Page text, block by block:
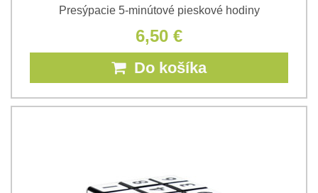
Presýpacie 5-minútové pieskové hodiny
6,50 €
Do košíka